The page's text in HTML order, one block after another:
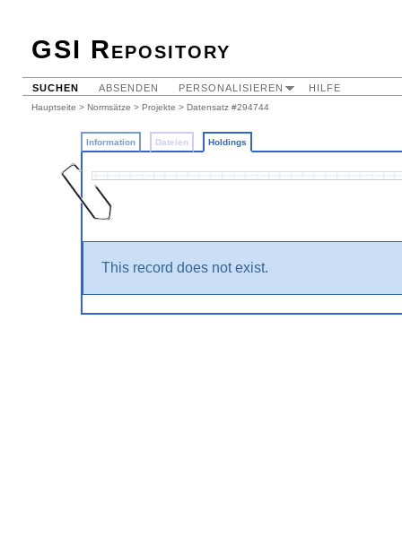
GSI Repository
SUCHEN ABSENDEN PERSONALISIEREN HILFE
Hauptseite > Normsätze > Projekte > Datensatz #294744
Information Dateien Holdings
This record does not exist.